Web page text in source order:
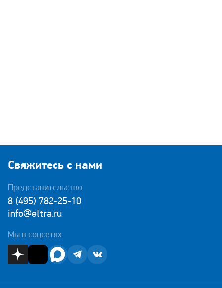
Свяжитесь с нами
Представительство
8 (495) 782-25-10
info@eltra.ru
Мы в соцсетях